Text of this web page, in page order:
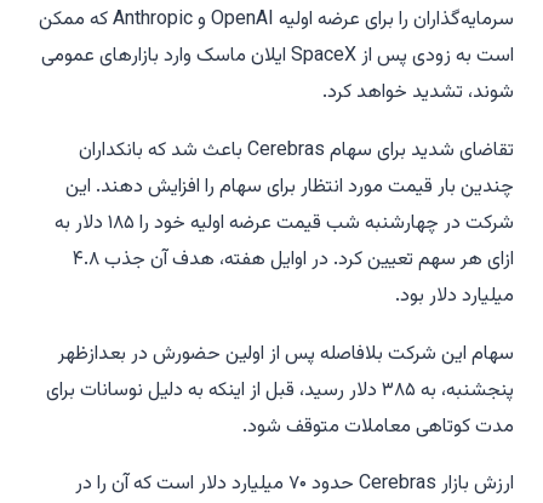
سرمایه‌گذاران را برای عرضه اولیه OpenAI و Anthropic که ممکن
است به زودی پس از SpaceX ایلان ماسک وارد بازارهای عمومی
شوند، تشدید خواهد کرد.
تقاضای شدید برای سهام Cerebras باعث شد که بانکداران
چندین بار قیمت مورد انتظار برای سهام را افزایش دهند. این
شرکت در چهارشنبه شب قیمت عرضه اولیه خود را ۱۸۵ دلار به
ازای هر سهم تعیین کرد. در اوایل هفته، هدف آن جذب ۴.۸
میلیارد دلار بود.
سهام این شرکت بلافاصله پس از اولین حضورش در بعدازظهر
پنجشنبه، به ۳۸۵ دلار رسید، قبل از اینکه به دلیل نوسانات برای
مدت کوتاهی معاملات متوقف شود.
ارزش بازار Cerebras حدود ۷۰ میلیارد دلار است که آن را در